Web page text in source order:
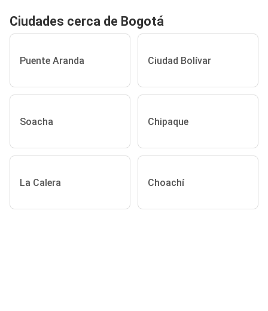
Ciudades cerca de Bogotá
Puente Aranda Ciudad Bolívar
Soacha Chipaque
La Calera Choachí